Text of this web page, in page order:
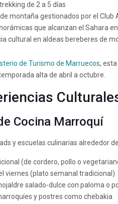
de 2 a 5 días
montaña gestionados por el Club
que alcanzan el Sahara
cultural en aldeas bereberes de
de Turismo de Marruecos,
alta de abril a octubre.
Cocina Marroquí
y escuelas culinarias alrededor
(de cordero, pollo o
viernes (plato semanal tradicional)
salado-dulce con paloma o
y postres como chebakia